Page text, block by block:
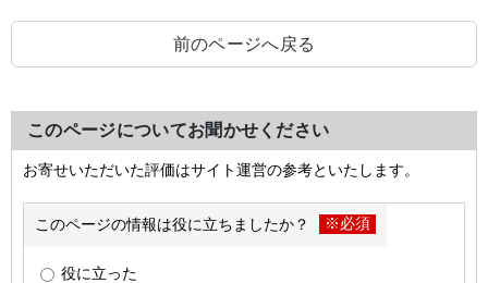
前のページへ戻る
このページについてお聞かせください